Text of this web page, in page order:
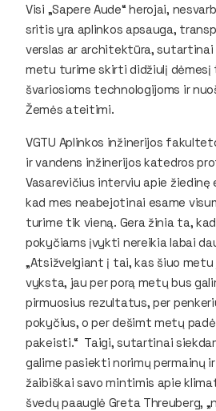
Visi „Sapere Aude“ herojai,
sritis yra aplinkos apsauga,
verslas ar architektūra, sutartinai
metu turime skirti didžiulį dėmesį
švariosioms technologijoms ir
Žemės ateitimi.
VGTU Aplinkos inžinerijos
ir vandens inžinerijos katedros
Vasarevičius interviu apie žiedinę
kad mes neabejotinai esame
turime tik vieną. Gera žinia ta,
pokyčiams įvykti nereikia labai
„Atsižvelgiant į tai, kas šiuo
vyksta, jau per porą metų bus
pirmuosius rezultatus, per
pokyčius, o per dešimt metų
pakeisti.“ Taigi, sutartinai
galime pasiekti norimų permainų
žaibiškai savo mintimis apie
švedų paauglė Greta Threuberg,